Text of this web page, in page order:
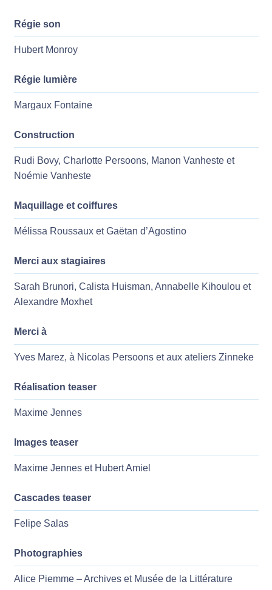
Régie son
Hubert Monroy
Régie lumière
Margaux Fontaine
Construction
Rudi Bovy, Charlotte Persoons, Manon Vanheste et
Noémie Vanheste
Maquillage et coiffures
Mélissa Roussaux et Gaëtan d’Agostino
Merci aux stagiaires
Sarah Brunori, Calista Huisman, Annabelle Kihoulou et
Alexandre Moxhet
Merci à
Yves Marez, à Nicolas Persoons et aux ateliers Zinneke
Réalisation teaser
Maxime Jennes
Images teaser
Maxime Jennes et Hubert Amiel
Cascades teaser
Felipe Salas
Photographies
Alice Piemme – Archives et Musée de la Littérature